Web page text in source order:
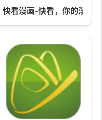
快看漫画-快看，你的漫画